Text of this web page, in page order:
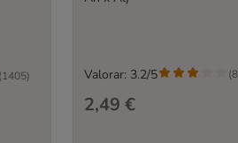
(1405)
2,49 €
Valorar: 3.2/5 (